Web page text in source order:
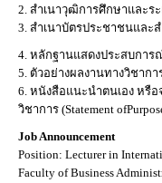
2. สำเนาวุฒิการศึกษาและร
3. สำเนาบัตรประชาชนและ
4. หลักฐานแสดงประสบการ
5. ตัวอย่างผลงานทางวิชาก
6. หนังสือแนะนำตนเอง หรื
วิชาการ (Statement
Job Announcement
Position: Lecturer in
Faculty of Business